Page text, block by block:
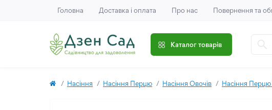
Головна Доставка і оплата Про нас Повернення та
Каталог товарів
Насіння Насіння Перцю Насіння Овочів Насіння